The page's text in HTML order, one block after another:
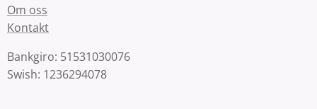
Om oss
Kontakt
Bankgiro: 51531030076
Swish: 1236294078